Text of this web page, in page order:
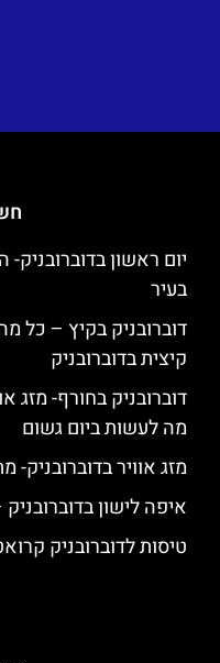
יום ראשון
בעיר
דוברובניק בקיץ – כל
קיצית בדוברובניק
דוברובניק בחורף- מזג
מה לעשות ביום גשום
מזג אוויר
איפה לישון
טיסות לדוברובניק